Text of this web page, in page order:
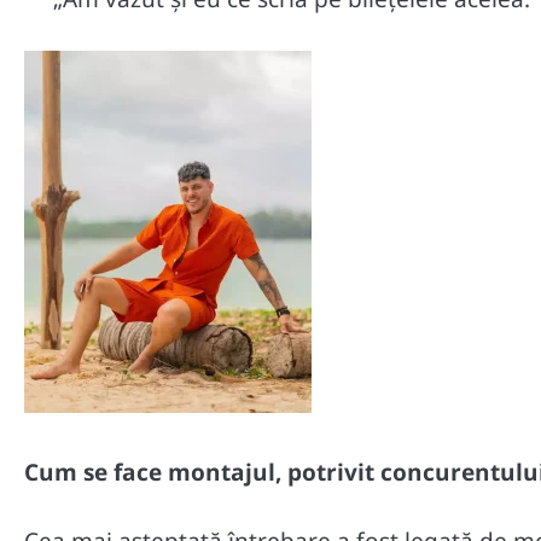
Cum se face montajul, potrivit